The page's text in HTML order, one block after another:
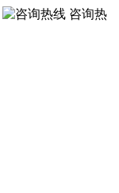
咨询热